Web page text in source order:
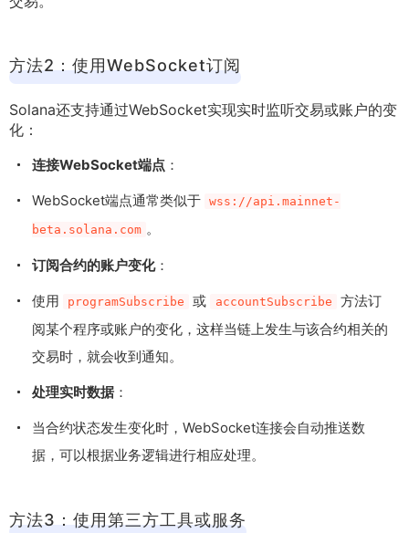
方法2：使用WebSocket订阅
Solana还支持通过WebSocket实现实时监听交易或账户的变
化：
连接WebSocket端点 ：
WebSocket端点通常类似于 wss://api.mainnet-
beta.solana.com 。
订阅合约的账户变化：
使用 programSubscribe 或 accountSubscribe
方法订
阅某个程序或账户的变化，这样当链上发生与该合约相关的
交易时，就会收到通知。
处理实时数据 ：
当合约状态发生变化时，WebSocket连接会自动推送数
据，可以根据业务逻辑进行相应处理。
方法3：使用第三方工具或服务